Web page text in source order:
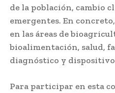
de la población, cambio
emergentes. En
en las áreas de
bioalimentación, salud,
diagnóstico y
Para participar en esta